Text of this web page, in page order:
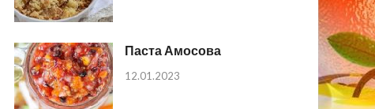
Паста Амосова
12.01.2023